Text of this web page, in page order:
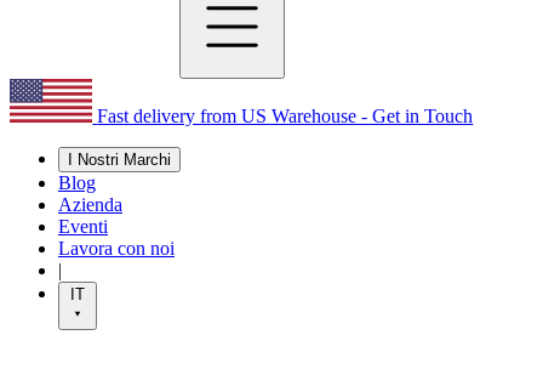
Fast delivery from US Warehouse - Get in Touch
I Nostri Marchi
Blog
Azienda
Eventi
Lavora con noi
|
IT